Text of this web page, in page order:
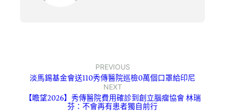
PREVIOUS
淡馬錫基金會送110秀傳醫院巡檢0萬個口罩給印尼
NEXT
【瞻望2026】秀傳醫院費用確診到創立腦瘤協會 林瑞
芬：不會再有患者獨自前行